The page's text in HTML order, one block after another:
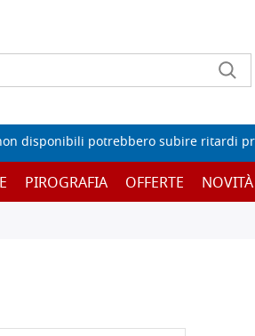
disponibili potrebbero subire ritardi
PIROGRAFIA OFFERTE NOVITÀ